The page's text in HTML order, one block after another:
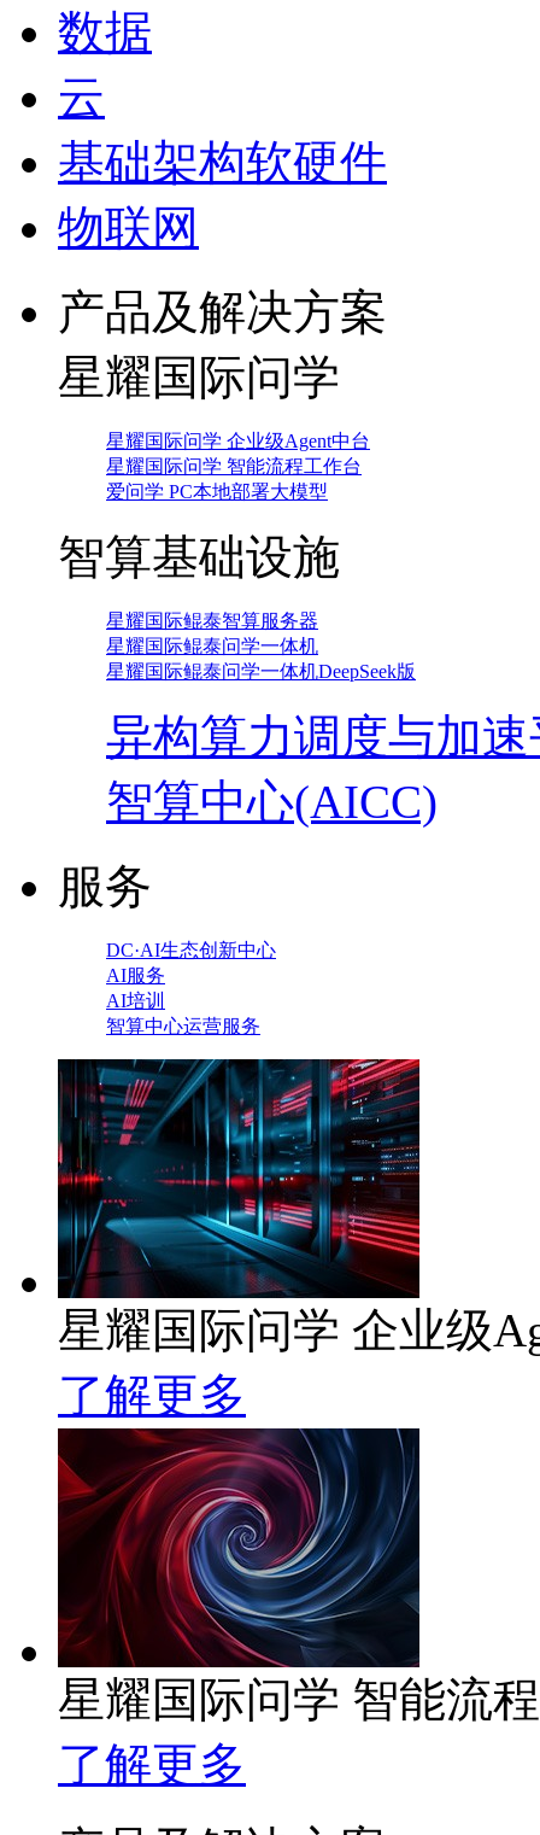
数据
云
基础架构软硬件
物联网
产品及解决方案
星耀国际问学
星耀国际问学 企业级Agent中台
星耀国际问学 智能流程工作台
爱问学 PC本地部署大模型
智算基础设施
星耀国际鲲泰智算服务器
星耀国际鲲泰问学一体机
星耀国际鲲泰问学一体机DeepSeek版
异构算力调度与加
智算中心(AICC)
服务
DC·AI生态创新中心
AI服务
AI培训
智算中心运营服务
星耀国际问学 企业级
了解更多
星耀国际问学 智能流
了解更多